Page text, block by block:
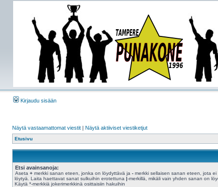
Kirjaudu sisään
Näytä vastaamattomat viestit | Näytä aktiiviset viestiketjut
Etusivu
Etsi avainsanoja:
Aseta + merkki sanan eteen, jonka on löydyttävä ja - merkki sellaisen sanan eteen, jota ei
löytyä. Laita haettavat sanat sulkuihin erotettuna |-merkillä, mikäli vain yhden sanan on
Käytä *-merkkiä jokerimerkkinä osittaisiin hakuihin